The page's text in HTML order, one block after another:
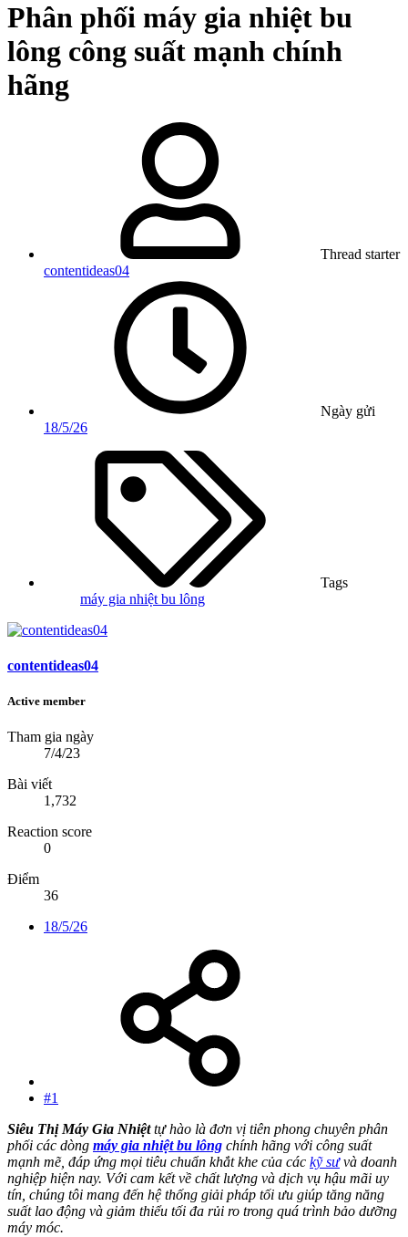
Phân phối máy gia nhiệt bu
lông công suất mạnh chính
hãng
Thread starter
contentideas04
Ngày gửi
18/5/26
Tags
máy gia nhiệt bu lông
contentideas04
Active member
Tham gia ngày
7/4/23
Bài viết
1,732
Reaction score
0
Điểm
36
18/5/26
#1
Siêu Thị Máy Gia Nhiệttự hào là đơn vị tiên phong chuyên phân
phối các dòng máy gia nhiệt bu lông chính hãng với công suất
mạnh mẽ, đáp ứng mọi tiêu chuẩn khắt khe của các kỹ sưvà doanh
nghiệp hiện nay. Với cam kết về chất lượng và dịch vụ hậu mãi uy
tín, chúng tôi mang đến hệ thống giải pháp tối ưu giúp tăng năng
suất lao động và giảm thiểu tối đa rủi ro trong quá trình bảo dưỡng
máy móc.